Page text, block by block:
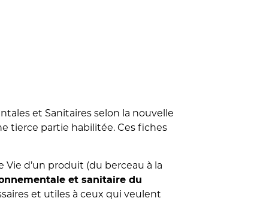
et Sanitaires selon la nouvelle
tierce partie habilitée. Ces fiches
d’un produit (du berceau à la
et sanitaire du
et utiles à ceux qui veulent